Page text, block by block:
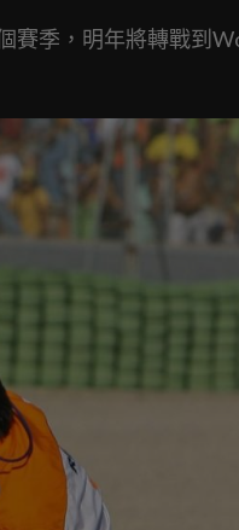
賽季，明年將轉戰到